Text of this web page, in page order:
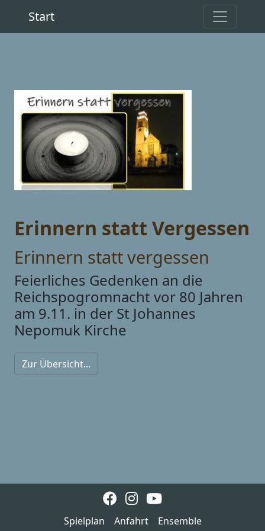
Start
Erinnern statt Vergessen
Erinnern statt vergessen
Feierliches Gedenken an die
Reichspogromnacht vor 80 Jahren
am 9.11. in der St Johannes
Nepomuk Kirche
Zur Übersicht...
Spielplan Anfahrt Ensemble